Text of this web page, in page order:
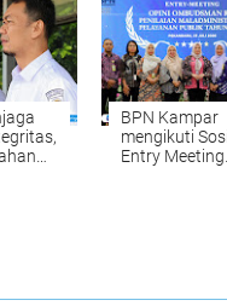
BPN Kampar
mengikuti
Entry Meeting